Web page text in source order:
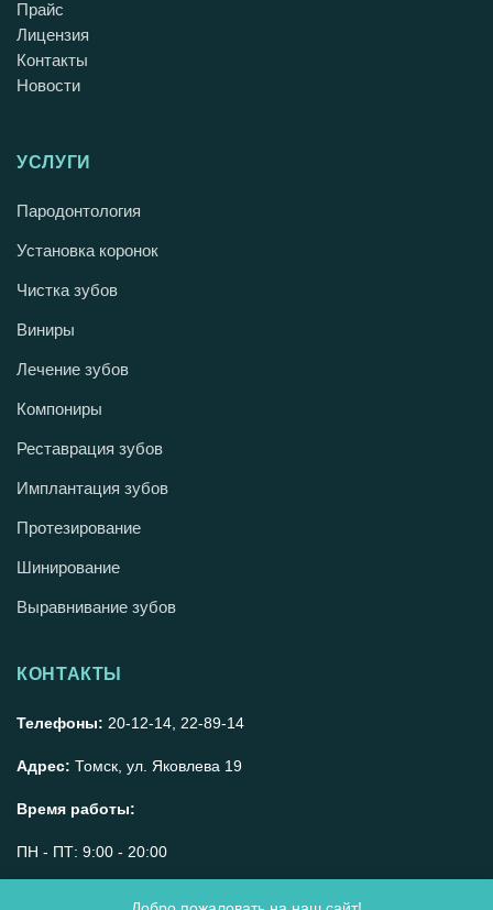
Прайс
Лицензия
Контакты
Новости
УСЛУГИ
Пародонтология
Установка коронок
Чистка зубов
Виниры
Лечение зубов
Компониры
Реставрация зубов
Имплантация зубов
Протезирование
Шинирование
Выравнивание зубов
КОНТАКТЫ
Телефоны: 20-12-14, 22-89-14
Адрес: Томск, ул. Яковлева 19
Время работы:
ПН - ПТ: 9:00 - 20:00